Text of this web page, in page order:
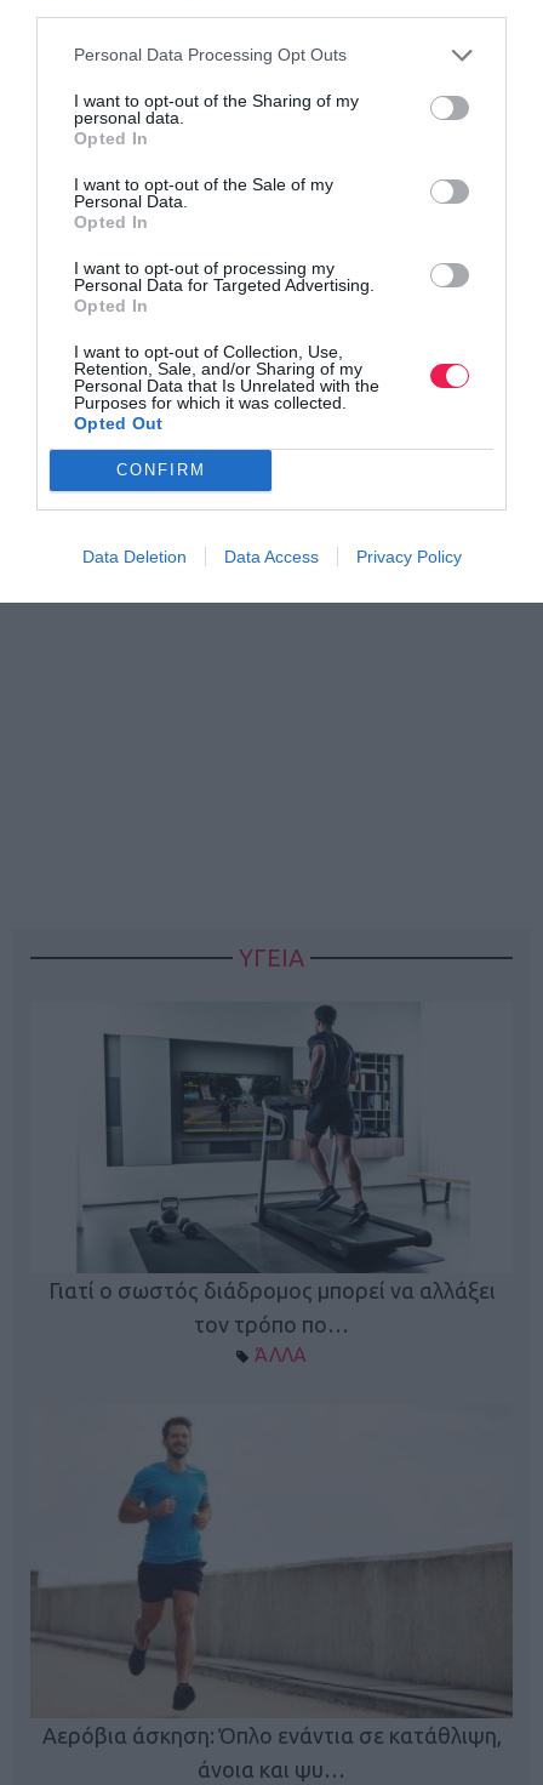
Personal Data Processing Opt Outs
I want to opt-out of the Sharing of my
personal data.
Opted In
I want to opt-out of the Sale of my
Personal Data.
Opted In
I want to opt-out of processing my
Personal Data for Targeted Advertising.
Opted In
I want to opt-out of Collection, Use,
Retention, Sale, and/or Sharing of my
Personal Data that Is Unrelated with the
Purposes for which it was collected.
Opted Out
CONFIRM
Data Deletion Data Access Privacy Policy
ΥΓΕΙΑ
Γιατί ο σωστός διάδρομος μπορεί να αλλάξει
τον τρόπο πο…
ΆΛΛΑ
Αερόβια άσκηση: Όπλο ενάντια σε κατάθλιψη,
άνοια και ψυ…